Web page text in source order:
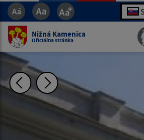
Nižná Kamenica
Oficiálna stránka